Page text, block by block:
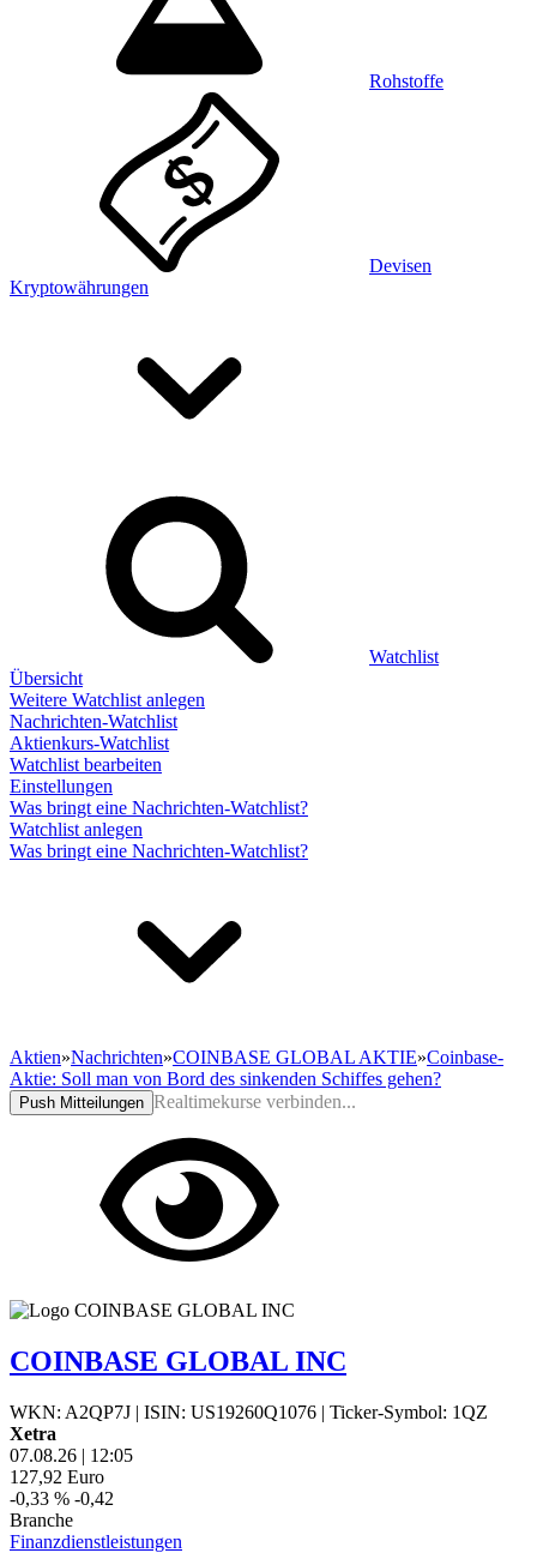
Rohstoffe
Devisen
Kryptowährungen
Watchlist
Übersicht
Weitere Watchlist anlegen
Nachrichten-Watchlist
Aktienkurs-Watchlist
Watchlist bearbeiten
Einstellungen
Was bringt eine Nachrichten-Watchlist?
Watchlist anlegen
Was bringt eine Nachrichten-Watchlist?
Aktien»Nachrichten»COINBASE GLOBAL AKTIE»Coinbase-
Aktie: Soll man von Bord des sinkenden Schiffes gehen?
Push Mitteilungen Realtimekurse verbinden...
COINBASE GLOBAL INC
WKN: A2QP7J | ISIN: US19260Q1076 | Ticker-Symbol: 1QZ
Xetra
07.08.26 | 12:05
127,92 Euro
-0,33 % -0,42
Branche
Finanzdienstleistungen